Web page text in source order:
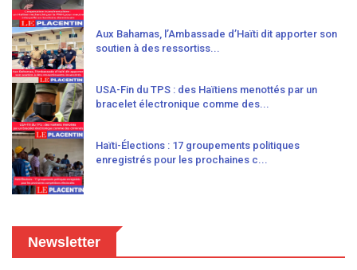
Aux Bahamas, l’Ambassade d’Haïti dit apporter son
soutien à des ressortiss...
USA-Fin du TPS : des Haïtiens menottés par un
bracelet électronique comme des...
Haïti-Élections : 17 groupements politiques
enregistrés pour les prochaines c...
Newsletter